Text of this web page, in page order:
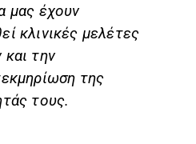
μας έχουν
κλινικές μελέτες
την
της
τους.